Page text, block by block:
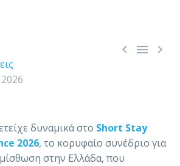
  
δυναμικά στο Short Stay
2026, το κορυφαίο συνέδριο για
στην Ελλάδα, που